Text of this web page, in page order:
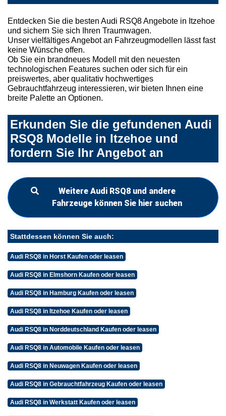
Entdecken Sie die besten Audi RSQ8 Angebote in Itzehoe
und sichern Sie sich Ihren Traumwagen.
Unser vielfältiges Angebot an Fahrzeugmodellen lässt fast
keine Wünsche offen.
Ob Sie ein brandneues Modell mit den neuesten
technologischen Features suchen oder sich für ein
preiswertes, aber qualitativ hochwertiges
Gebrauchtfahrzeug interessieren, wir bieten Ihnen eine
breite Palette an Optionen.
Erkunden Sie die gefundenen Audi
RSQ8 Modelle in Itzehoe und
fordern Sie Ihr Angebot an
Weitere Audi RSQ8 und andere
Fahrzeuge können Sie hier suchen
Stattdessen können Sie auch:
Audi RSQ8 in Horst Kaufen oder leasen
Audi RSQ8 in Elmshorn Kaufen oder leasen
Audi RSQ8 in Hamburg Kaufen oder leasen
Audi RSQ8 in Itzehoe Kaufen oder leasen
Audi RSQ8 in Norddeutschland Kaufen oder leasen
Audi RSQ8 in Automobile Kaufen oder leasen
Audi RSQ8 in Neuwagen Kaufen oder leasen
Audi RSQ8 in Gebrauchtfahrzeug Kaufen oder leasen
Audi RSQ8 in Werkstatt Kaufen oder leasen